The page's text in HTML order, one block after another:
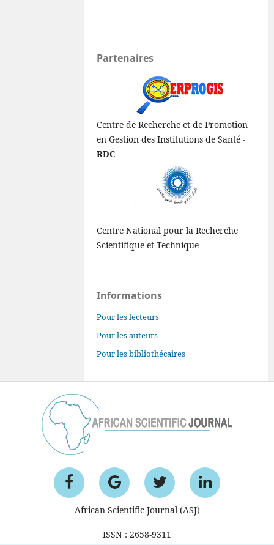
Partenaires
Centre de Recherche et de Promotion
en Gestion des Institutions de Santé -
RDC
Centre National pour la Recherche
Scientifique et Technique
Informations
Pour les lecteurs
Pour les auteurs
Pour les bibliothécaires
African Scientific Journal (ASJ)
ISSN : 2658-9311